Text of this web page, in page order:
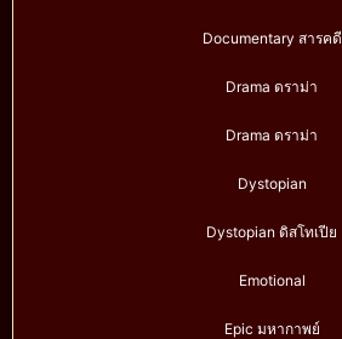
Documentary สารคดี
Drama ดราม่า
Drama ดราม่า
Dystopian
Dystopian ดิสโทเปีย
Emotional
Epic มหากาพย์